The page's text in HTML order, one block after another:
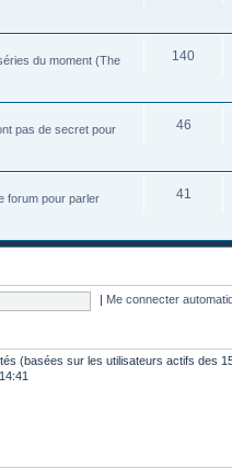
du moment (The
140
pas de secret pour
46
forum pour parler
41
Me connecter
(basées sur les utilisateurs actifs des